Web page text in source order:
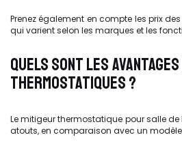
Prenez également en compte les prix
qui varient selon les marques et les
QUELS SONT LES
THERMOSTATIQUES ?
Le mitigeur thermostatique pour salle
atouts, en comparaison avec un